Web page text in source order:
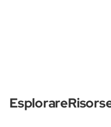
Esplorare